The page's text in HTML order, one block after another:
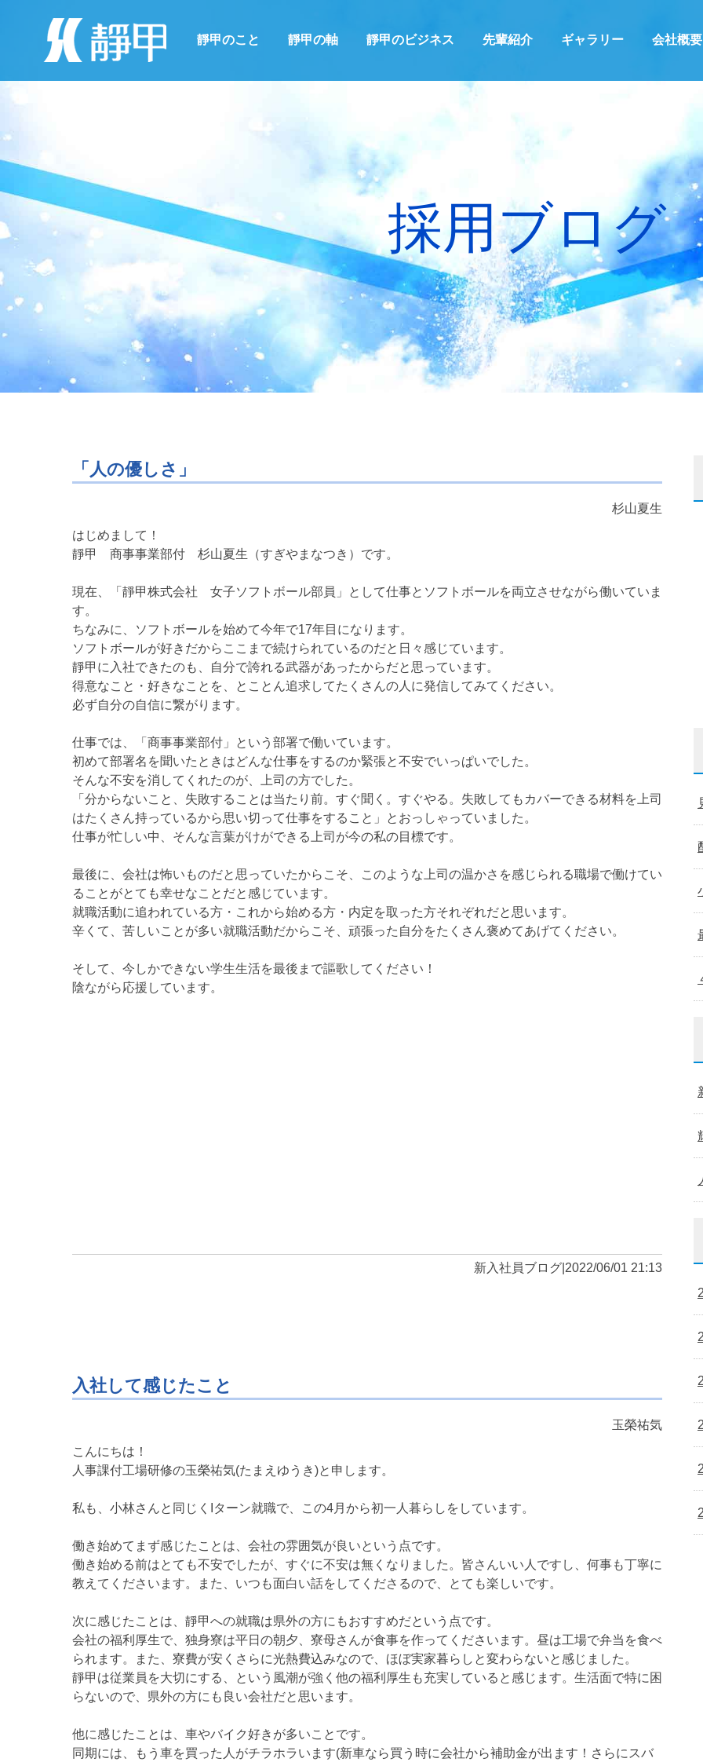
靜甲のこと 靜甲の軸 靜甲のビジネス 先輩紹介 ギャラリー 会社概要
採用ブログ
「人の優しさ」
杉山夏生
はじめまして！
靜甲 商事事業部付 杉山夏生（すぎやまなつき）です。
現在、「靜甲株式会社 女子ソフトボール部員」として仕事とソフトボールを両立させながら働いていま
す。
ちなみに、ソフトボールを始めて今年で17年目になります。
ソフトボールが好きだからここまで続けられているのだと日々感じています。
靜甲に入社できたのも、自分で誇れる武器があったからだと思っています。
得意なこと・好きなことを、とことん追求してたくさんの人に発信してみてください。
必ず自分の自信に繋がります。
仕事では、「商事事業部付」という部署で働いています。
初めて部署名を聞いたときはどんな仕事をするのか緊張と不安でいっぱいでした。
そんな不安を消してくれたのが、上司の方でした。
「分からないこと、失敗することは当たり前。すぐ聞く。すぐやる。失敗してもカバーできる材料を上司
はたくさん持っているから思い切って仕事をすること」とおっしゃっていました。
仕事が忙しい中、そんな言葉がけができる上司が今の私の目標です。
最後に、会社は怖いものだと思っていたからこそ、このような上司の温かさを感じられる職場で働けてい
ることがとても幸せなことだと感じています。
就職活動に追われている方・これから始める方・内定を取った方それぞれだと思います。
辛くて、苦しいことが多い就職活動だからこそ、頑張った自分をたくさん褒めてあげてください。
そして、今しかできない学生生活を最後まで謳歌してください！
陰ながら応援しています。
新入社員ブログ 2022/06/01 21:13
入社して感じたこと
玉榮祐気
こんにちは！
人事課付工場研修の玉榮祐気(たまえゆうき)と申します。
私も、小林さんと同じくIターン就職で、この4月から初一人暮らしをしています。
働き始めてまず感じたことは、会社の雰囲気が良いという点です。
働き始める前はとても不安でしたが、すぐに不安は無くなりました。皆さんいい人ですし、何事も丁寧に
教えてくださいます。また、いつも面白い話をしてくださるので、とても楽しいです。
次に感じたことは、靜甲への就職は県外の方にもおすすめだという点です。
会社の福利厚生で、独身寮は平日の朝夕、寮母さんが食事を作ってくださいます。昼は工場で弁当を食べ
られます。また、寮費が安くさらに光熱費込みなので、ほぼ実家暮らしと変わらないと感じました。
靜甲は従業員を大切にする、という風潮が強く他の福利厚生も充実していると感じます。生活面で特に困
らないので、県外の方にも良い会社だと思います。
他に感じたことは、車やバイク好きが多いことです。
同期には、もう車を買った人がチラホラいます(新車なら買う時に会社から補助金が出ます！さらにスバ